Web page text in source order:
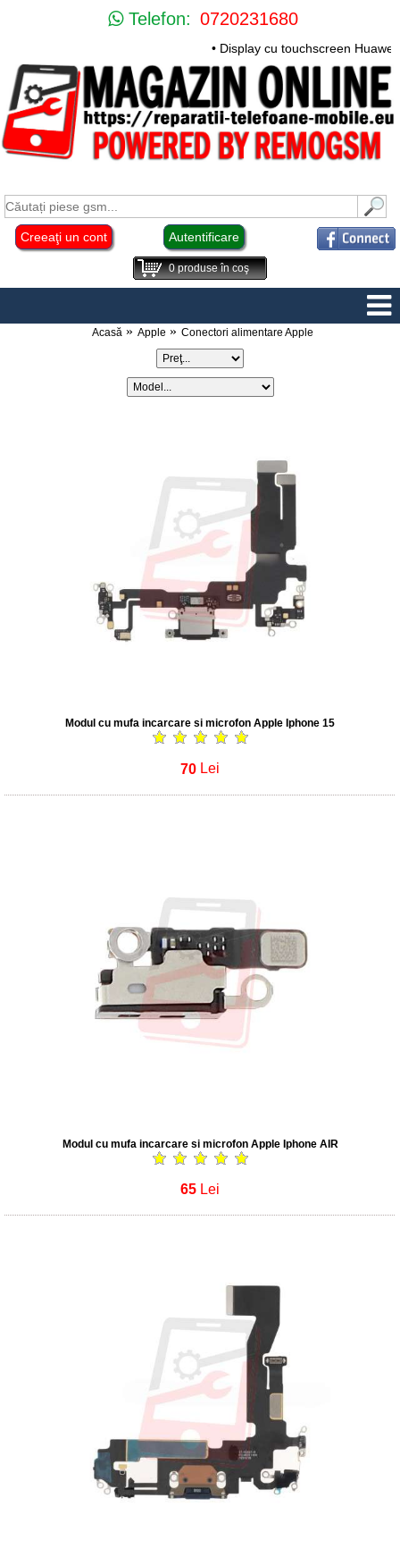
Telefon: 0720231680
• Display cu touchscreen Huawei
Creeaţi un cont Autentificare
0produse în coş
Acasă Apple Conectori alimentare Apple
Modul cu mufa incarcare si microfon Apple Iphone 15
70 Lei
Modul cu mufa incarcare si microfon Apple Iphone AIR
65 Lei